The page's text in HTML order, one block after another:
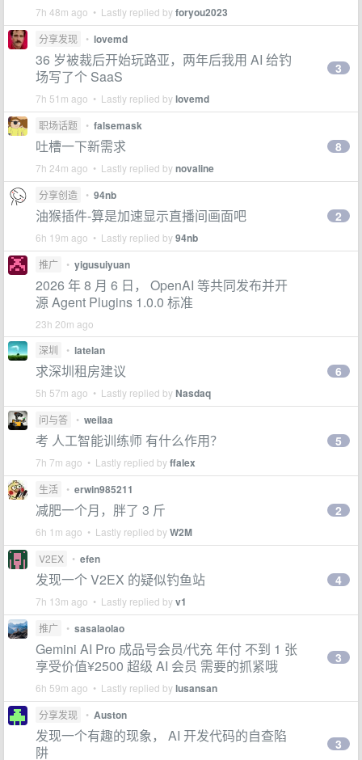
7h 48m ago • Lastly replied byforyou2023
分享发现 • lovemd
36 岁被裁后开始玩路亚，两年后我用 AI 给钓
场写了个 SaaS
7h 51m ago • Lastly replied bylovemd
3
职场话题 • falsemask
吐槽一下新需求
7h 24m ago • Lastly replied bynovaline
8
分享创造 • 94nb
油猴插件-算是加速显示直播间画面吧
6h 19m ago • Lastly replied by94nb
2
推广 • yigusuiyuan
2026 年 8 月 6 日， OpenAI 等共同发布并开
源 Agent Plugins 1.0.0 标准
23h 20m ago
深圳
• latelan
求深圳租房建议
5h 57m ago • Lastly replied byNasdaq
6
问与答 • weilaa
考 人工智能训练师 有什么作用？
7h 7m ago • Lastly replied byffalex
5
生活 • erwin985211
减肥一个月，胖了 3 斤
6h 1m ago • Lastly replied byW2M
2
V2EX • efen
发现一个 V2EX 的疑似钓鱼站
7h 13m ago • Lastly replied byv1
4
推广 • sasalaolao
Gemini AI Pro 成品号会员/代充 年付 不到 1 张
享受价值¥2500 超级 AI 会员 需要的抓紧哦
6h 59m ago • Lastly replied bylusansan
3
分享发现 • Auston
发现一个有趣的现象， AI 开发代码的自查陷
阱
3